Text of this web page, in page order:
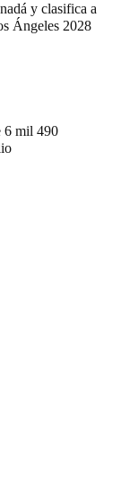
y clasifica a
Ángeles 2028
6 mil 490